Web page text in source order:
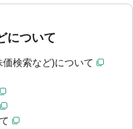
について
検索など)について